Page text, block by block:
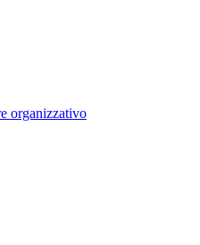
organizzativo